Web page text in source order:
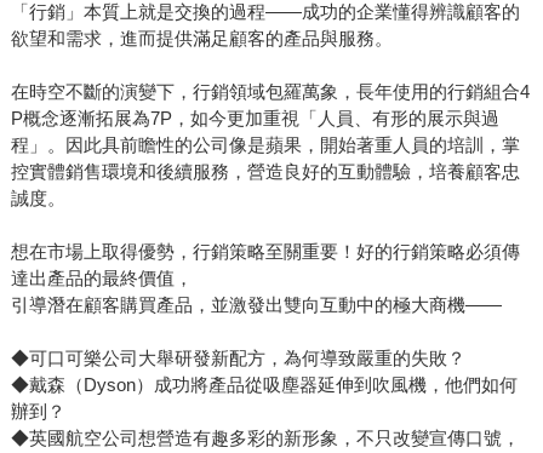
「行銷」本質上就是交換的過程——成功的企業懂得辨識顧客的
欲望和需求，進而提供滿足顧客的產品與服務。
在時空不斷的演變下，行銷領域包羅萬象，長年使用的行銷組合4
P概念逐漸拓展為7P，如今更加重視「人員、有形的展示與過
程」。因此具前瞻性的公司像是蘋果，開始著重人員的培訓，掌
控實體銷售環境和後續服務，營造良好的互動體驗，培養顧客忠
誠度。
想在市場上取得優勢，行銷策略至關重要！好的行銷策略必須傳
達出產品的最終價值，
引導潛在顧客購買產品，並激發出雙向互動中的極大商機——
◆可口可樂公司大舉研發新配方，為何導致嚴重的失敗？
◆戴森（Dyson）成功將產品從吸塵器延伸到吹風機，他們如何
辦到？
◆英國航空公司想營造有趣多彩的新形象，不只改變宣傳口號，